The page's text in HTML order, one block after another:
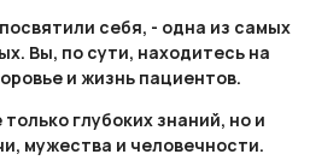
себя, - одна из самых
Вы, по сути, находитесь на
и жизнь пациентов.
глубоких знаний, но и
мужества и человечности.